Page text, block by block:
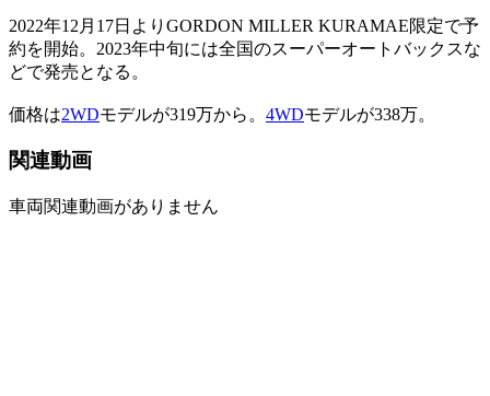
2022年12月17日よりGORDON MILLER KURAMAE限定で予
約を開始。2023年中旬には全国のスーパーオートバックスな
どで発売となる。
価格は2WDモデルが319万から。 4WDモデルが338万。
関連動画
車両関連動画がありません